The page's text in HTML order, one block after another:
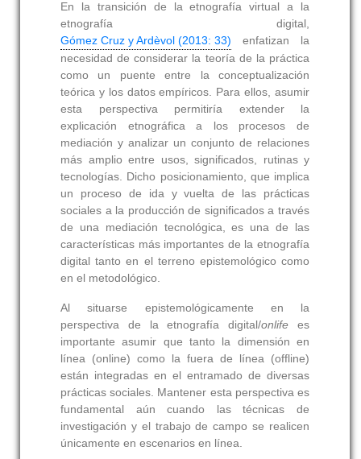
En la transición de la etnografía virtual a la
etnografía digital,
Gómez Cruz y Ardèvol (2013: 33) enfatizan la
necesidad de considerar la teoría de la práctica
como un puente entre la conceptualización
teórica y los datos empíricos. Para ellos, asumir
esta perspectiva permitiría extender la
explicación etnográfica a los procesos de
mediación y analizar un conjunto de relaciones
más amplio entre usos, significados, rutinas y
tecnologías. Dicho posicionamiento, que implica
un proceso de ida y vuelta de las prácticas
sociales a la producción de significados a través
de una mediación tecnológica, es una de las
características más importantes de la etnografía
digital tanto en el terreno epistemológico como
en el metodológico.
Al situarse epistemológicamente en la
perspectiva de la etnografía digital/onlife es
importante asumir que tanto la dimensión en
línea (online) como la fuera de línea (offline)
están integradas en el entramado de diversas
prácticas sociales. Mantener esta perspectiva es
fundamental aún cuando las técnicas de
investigación y el trabajo de campo se realicen
únicamente en escenarios en línea.